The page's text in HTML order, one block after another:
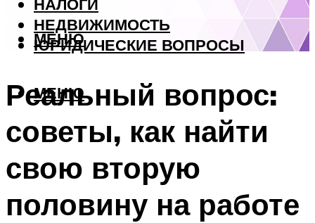
НАЛОГИ
НЕДВИЖИМОСТЬ
ЮРИДИЧЕСКИЕ ВОПРОСЫ
МЕНЮ
МЕНЮ
Реальный вопрос:
советы, как найти
свою вторую
половину на работе